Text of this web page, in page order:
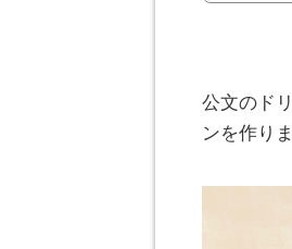
公文のド
ンを作り